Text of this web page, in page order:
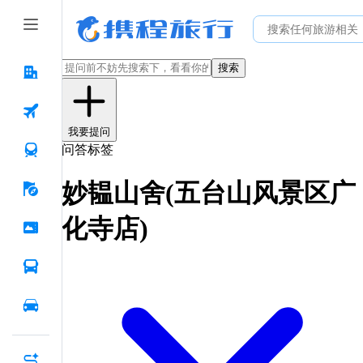
搜索
我要提问
问答标签
妙韫山舍(五台山风景区广
化寺店)